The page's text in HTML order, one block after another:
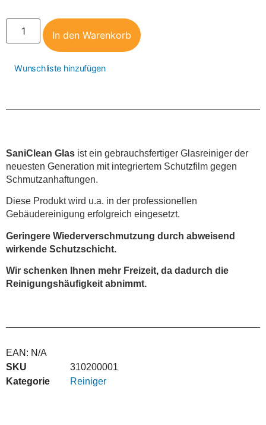
In den Warenkorb
Wunschliste hinzufügen
SaniClean Glas ist ein gebrauchsfertiger Glasreiniger der
neuesten Generation mit integriertem Schutzfilm gegen
Schmutzanhaftungen.
Diese Produkt wird u.a. in der professionellen
Gebäudereinigung erfolgreich eingesetzt.
Geringere Wiederverschmutzung durch abweisend
wirkende Schutzschicht.
Wir schenken Ihnen mehr Freizeit, da dadurch die
Reinigungshäufigkeit abnimmt.
EAN: N/A
SKU
310200001
Kategorie
Reiniger